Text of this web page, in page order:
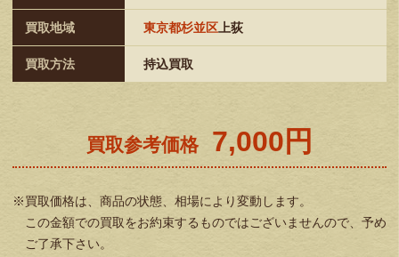
買取地域 東京都杉並区上荻
買取方法 持込買取
買取参考価格 7,000円
※買取価格は、商品の状態、相場により変動します。
この金額での買取をお約束するものではございませんので、予め
ご了承下さい。